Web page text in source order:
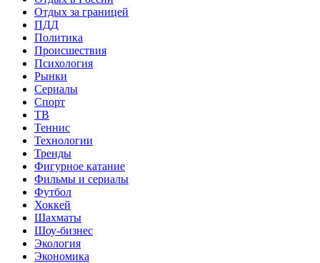
Отдых за границей
ПДД
Политика
Происшествия
Психология
Рынки
Сериалы
Спорт
ТВ
Теннис
Технологии
Тренды
Фигурное катание
Фильмы и сериалы
Футбол
Хоккей
Шахматы
Шоу-бизнес
Экология
Экономика